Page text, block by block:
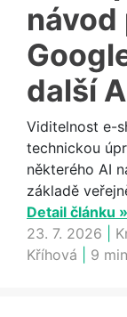
návod
další
Viditelnost e-
technickou
některého AI
základě
Detail článku »
23. 7. 2026
Kříhová
9